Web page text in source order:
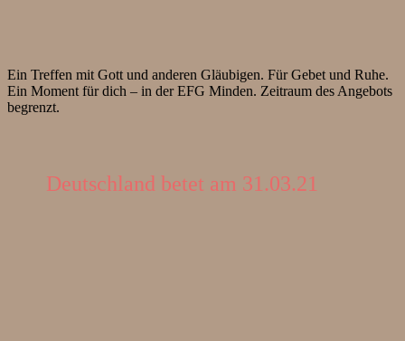
Ein Treffen mit Gott und anderen Gläubigen. Für Gebet und Ruhe.
Ein Moment für dich – in der EFG Minden. Zeitraum des Angebots
begrenzt.
Deutschland betet am 31.03.21